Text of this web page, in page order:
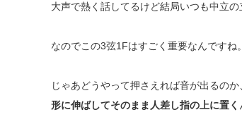
大声で熱く話してるけど結局いつも中立
なのでこの3弦1Fはすごく重要なんですね。
じゃあどうやって押さえれば音が出るの
形に伸ばしてそのまま人差し指の上に置く